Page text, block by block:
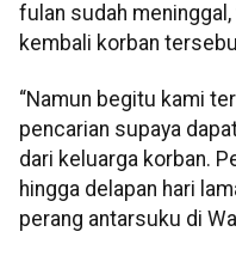
fulan sudah
kembali korban
“Namun begitu kami
pencarian supaya
dari keluarga korban.
hingga delapan hari
perang antarsuku di